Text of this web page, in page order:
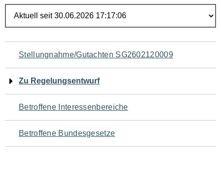
Navigation
für
den
Seiteninhalt
Stellungnahme/Gutachten SG2602120009
Zu Regelungsentwurf
Betroffene Interessenbereiche
Betroffene Bundesgesetze